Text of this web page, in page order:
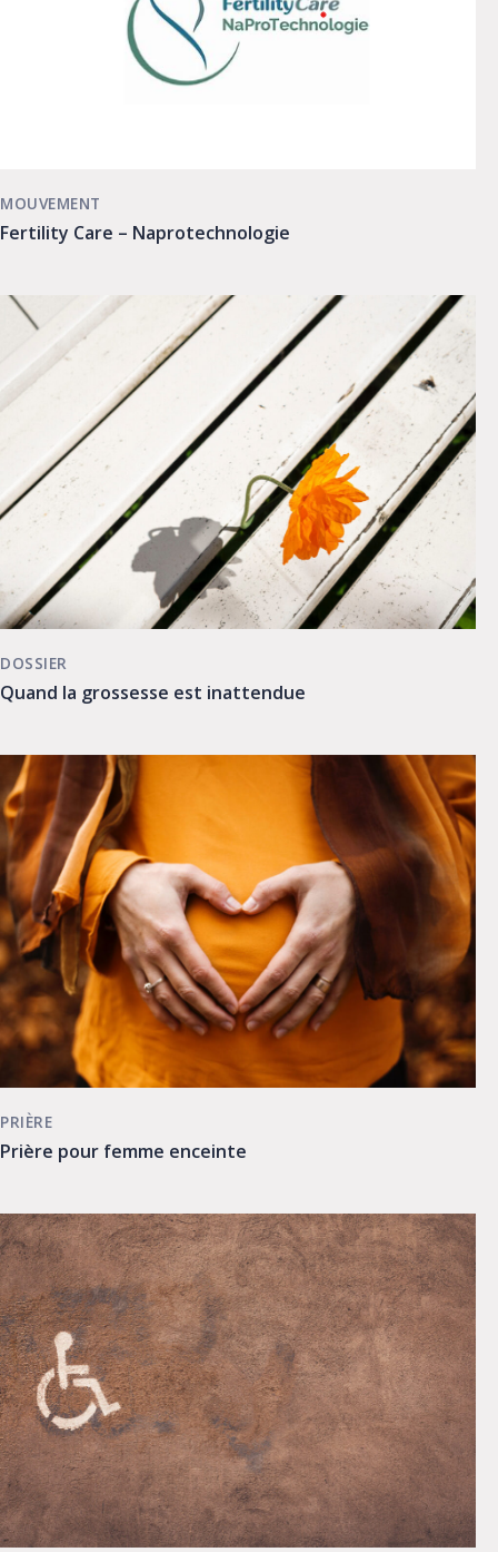
Fertility Care – Naprotechnologie
MOUVEMENT
Quand la grossesse est inattendue
DOSSIER
Prière pour femme enceinte
PRIÈRE